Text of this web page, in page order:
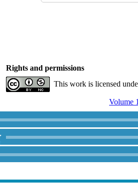
Rights and permissions
This work is licensed
Volume